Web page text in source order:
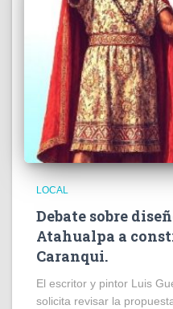
LOCAL
Debate sobre
Atahualpa a
Caranqui.
El escritor y pintor Luis
solicita revisar la